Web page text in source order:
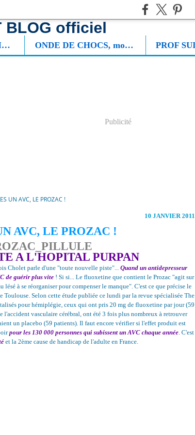
FRANCE BLEU OCCITANIE ONDE DE CHOCS, mon roman
Publicité
UN AVC, LE PROZAC !
10 JANVIER 2011
AVC, LE PROZAC !
A L'HOPITAL PURPAN
Cholet parle d'une "toute nouvelle piste"... Quand un antidepresseur
de guérir plus vite ! Si si... Le fluoxetine que contient le Prozac "agit sur
à se réorganiser pour compenser le manque". C'est ce que précise le
Toulouse. Selon cette étude publiée ce lundi par la revue spécialisée The
pour hémiplégie, ceux qui ont pris 20 mg de fluoxetine par jour (59
l'accident vasculaire cérébral, ont été 3 fois plus nombreux à retrouver
un placebo (59 patients). Il faut encore vérifier si l'effet produit est
pour les 130 000 personnes qui subissent un AVC chaque année. C'est
et la 2ème cause de handicap de l'adulte en France.